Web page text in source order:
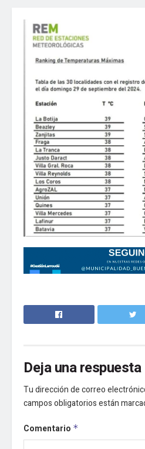
Deja una respuesta
Tu dirección de correo
campos obligatorios están
Comentario *